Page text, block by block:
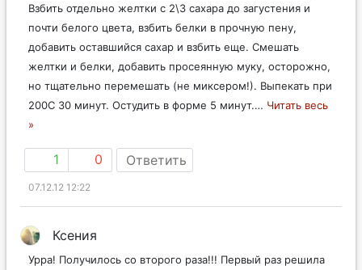
Взбить отдельно желтки с 2\3 сахара до загустения и
почти белого цвета, взбить белки в прочную пену,
добавить оставшийся сахар и взбить еще. Смешать
желтки и белки, добавить просеянную муку, осторожно,
но тщательно перемешать (не миксером!). Выпекать при
200С 30 минут. Остудить в форме 5 минут.… Читать весь
»
1 0 Ответить
07.12.12 12:22
Ксения
Урра! Получилось со второго раза!!! Первый раз решила